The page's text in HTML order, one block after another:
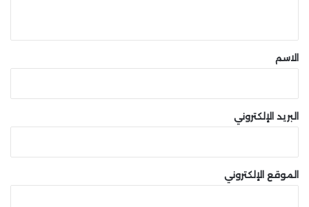
*الاسم
البريد الإلكتروني
الموقع الإلكتروني